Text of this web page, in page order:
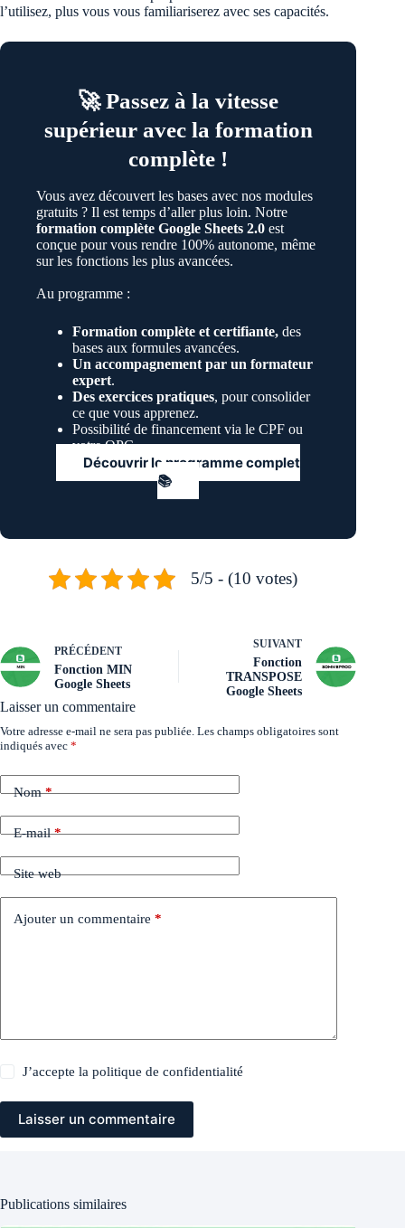
l’utilisez, plus vous vous familiariserez avec ses capacités.
🚀 Passez à la vitesse
supérieur avec la formation
complète !
Vous avez découvert les bases avec nos modules
gratuits ? Il est temps d’aller plus loin. Notre
formation complète Google Sheets 2.0 est
conçue pour vous rendre 100% autonome, même
sur les fonctions les plus avancées.
Au programme :
Formation complète et certifiante, des
bases aux formules avancées.
Un accompagnement par un formateur
expert.
Des exercices pratiques, pour consolider
ce que vous apprenez.
Possibilité de financement via le CPF ou
votre OPC.
Découvrir le programme complet
📚
5/5 - (10 votes)
PRÉCÉDENT
Fonction MIN
Google Sheets
SUIVANT
Fonction
TRANSPOSE
Google Sheets
Laisser un commentaire
Votre adresse e-mail ne sera pas publiée. Les champs obligatoires sont
indiqués avec *
Nom*
E-mail*
Site web
Ajouter un commentaire *
J’accepte lapolitique de confidentialité
Laisser un commentaire
Publications similaires